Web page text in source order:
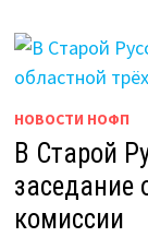
«ТЕНЕВОЙ»
ЗАНЯТОСТИ
НОВОСТИ НОФП
В Старой
заседание
комиссии